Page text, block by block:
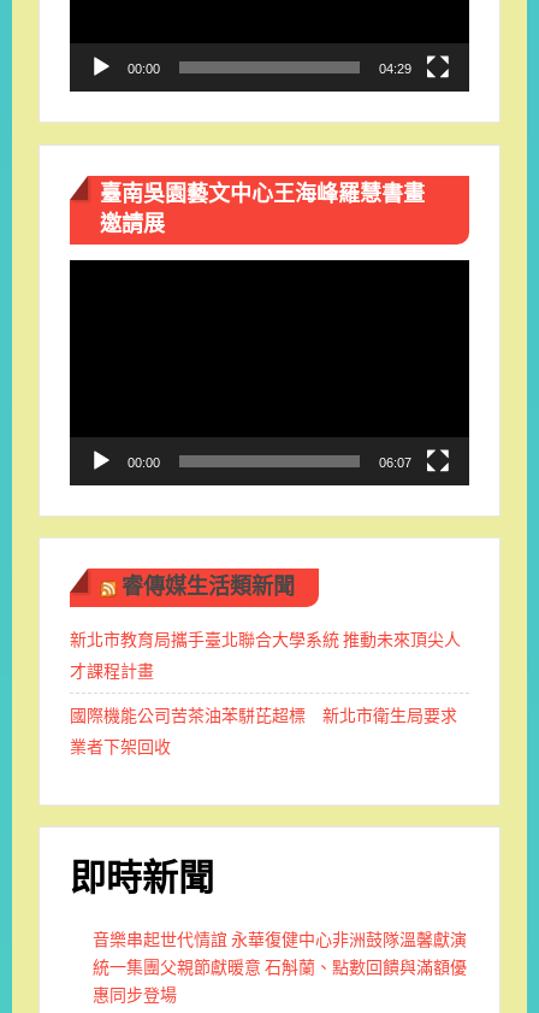
00:00 04:29
臺南吳園藝文中心王海峰羅慧書畫
邀請展
00:00 06:07
睿傳媒生活類新聞
新北市教育局攜手臺北聯合大學系統 推動未來頂尖人
才課程計畫
國際機能公司苦茶油苯駢芘超標 新北市衛生局要求
業者下架回收
即時新聞
音樂串起世代情誼 永華復健中心非洲鼓隊溫馨獻演
統一集團父親節獻暖意 石斛蘭、點數回饋與滿額優
惠同步登場